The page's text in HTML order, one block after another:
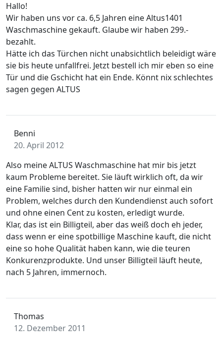
Hallo!
Wir haben uns vor ca. 6,5 Jahren eine Altus1401
Waschmaschine gekauft. Glaube wir haben 299.-
bezahlt.
Hätte ich das Türchen nicht unabsichtlich beleidigt wäre
sie bis heute unfallfrei. Jetzt bestell ich mir eben so eine
Tür und die Gschicht hat ein Ende. Könnt nix schlechtes
sagen gegen ALTUS
Benni
20. April 2012
Also meine ALTUS Waschmaschine hat mir bis jetzt
kaum Probleme bereitet. Sie läuft wirklich oft, da wir
eine Familie sind, bisher hatten wir nur einmal ein
Problem, welches durch den Kundendienst auch sofort
und ohne einen Cent zu kosten, erledigt wurde.
Klar, das ist ein Billigteil, aber das weiß doch eh jeder,
dass wenn er eine spotbillige Maschine kauft, die nicht
eine so hohe Qualität haben kann, wie die teuren
Konkurenzprodukte. Und unser Billigteil läuft heute,
nach 5 Jahren, immernoch.
Thomas
12. Dezember 2011